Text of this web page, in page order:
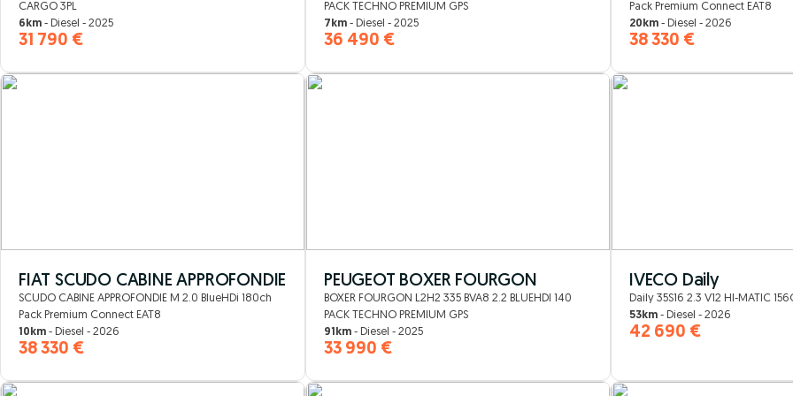
CARGO 3PL
6km - Diesel - 2025
31 790 €
PACK TECHNO PREMIUM GPS
7km - Diesel - 2025
36 490 €
Pack Premium Connect EAT8
20km - Diesel - 2026
38 330 €
FIAT SCUDO CABINE APPROFONDIE
SCUDO CABINE APPROFONDIE M 2.0 BlueHDi 180ch
Pack Premium Connect EAT8
10km - Diesel - 2026
38 330 €
PEUGEOT BOXER FOURGON
BOXER FOURGON L2H2 335 BVA8 2.2 BLUEHDI 140
PACK TECHNO PREMIUM GPS
91km - Diesel - 2025
33 990 €
IVECO Daily
Daily 35S16 2.3 V12 HI-MATIC
53km - Diesel - 2026
42 690 €